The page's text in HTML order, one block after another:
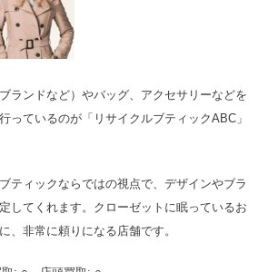
ランドなど）やバッグ、アクセサリーなどを
っているのが「リサイクルブティックABC」
ティックならではの視点で、デザインやブラ
してくれます。クローゼットに眠っているお
、非常に頼りになる店舗です。